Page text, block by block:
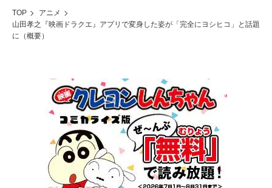
TOP
アニメ
山田孝之『映画ドラクエ』アプリで変身した姿が「完全にヨシヒコ」と話題
に（概要）